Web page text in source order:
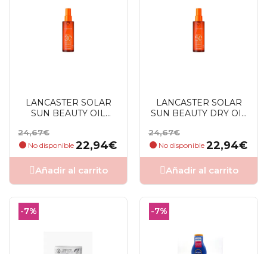
LANCASTER SOLAR
SUN BEAUTY OIL
Precio
base
24,67€
No disponible
Precio
22,94€
Añadir al carrito
LANCASTER SOLAR
SUN BEAUTY DRY OIL
Precio
base
24,67€
No disponible
Precio
22,94€
Añadir al carrito
-7% -7%